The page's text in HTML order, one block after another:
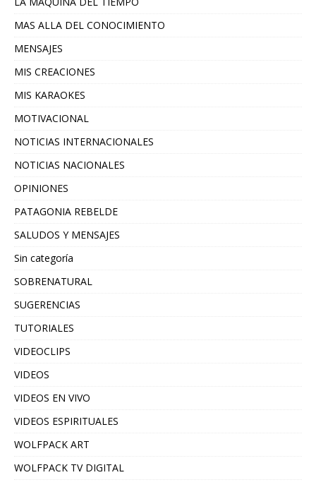
MAS ALLA DEL CONOCIMIENTO
MENSAJES
MIS CREACIONES
MIS KARAOKES
MOTIVACIONAL
NOTICIAS INTERNACIONALES
NOTICIAS NACIONALES
OPINIONES
PATAGONIA REBELDE
SALUDOS Y MENSAJES
Sin categoría
SOBRENATURAL
SUGERENCIAS
TUTORIALES
VIDEOCLIPS
VIDEOS
VIDEOS EN VIVO
VIDEOS ESPIRITUALES
WOLFPACK ART
WOLFPACK TV DIGITAL